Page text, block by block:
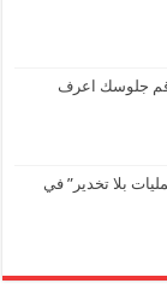
بأسوان 2026..برقم جلوسك اعرف
بلا تخدير” في